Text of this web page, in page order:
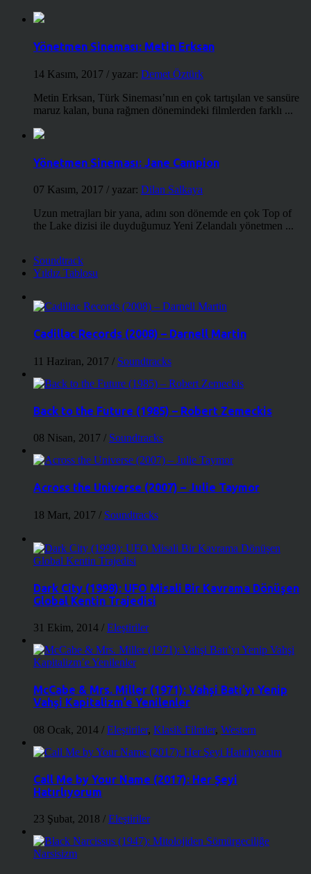
Yönetmen Sineması: Metin Erksan
14 Kasım, 2017 / yazar: Demet Öztürk
Metin Erksan, Türk Sineması’nın en çok tartışılan ve sansüre
maruz kalan, buna rağmen dönemindeki filmlerden farklı ...
Yönetmen Sineması: Jane Campion
07 Kasım, 2017 / yazar: Dilan Salkaya
Uzun metrajları bir yana, adını son dönemde en çok Top of
the Lake dizisi ile duyduğumuz Yeni Zelandalı yönetmen ...
Soundtrack
Yıldız Tablosu
Cadillac Records (2008) – Darnell Martin
11 Haziran, 2017 / Soundtracks
Back to the Future (1985) – Robert Zemeckis
08 Nisan, 2017 / Soundtracks
Across the Universe (2007) – Julie Taymor
18 Mart, 2017 / Soundtracks
Dark City (1998): UFO Misali Bir Kavrama Dönüşen
Global Kentin Trajedisi
31 Ekim, 2014 / Eleştiriler
McCabe & Mrs. Miller (1971): Vahşi Batı’yı Yenip
Vahşi Kapitalizm’e Yenilenler
08 Ocak, 2014 / Eleştiriler, Klasik Filmler, Western
Call Me by Your Name (2017): Her Şeyi
Hatırlıyorum
23 Şubat, 2018 / Eleştiriler